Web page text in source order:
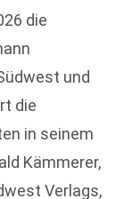
die
und
die
in seinem
Kämmerer,
Verlags,